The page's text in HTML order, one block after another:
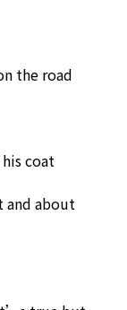
the road
coat
and about